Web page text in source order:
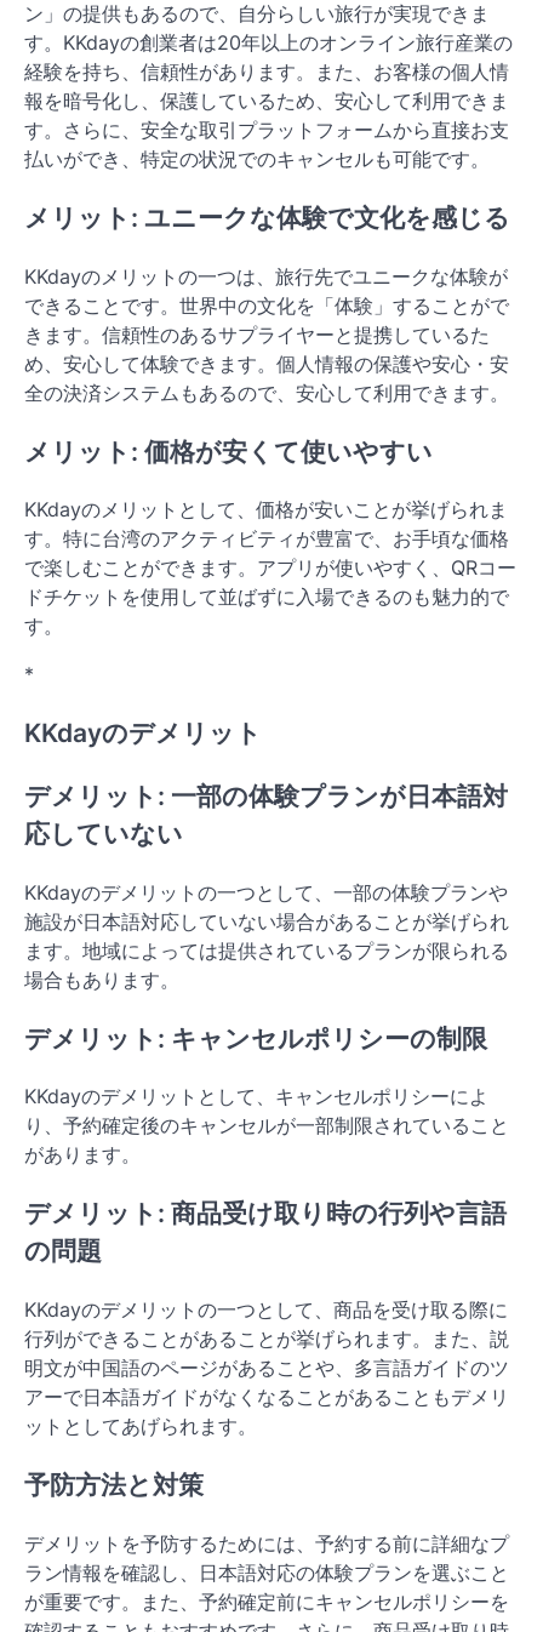
ン」の提供もあるので、自分らしい旅行が実現できま
す。KKdayの創業者は20年以上のオンライン旅行産業の
経験を持ち、信頼性があります。また、お客様の個人情
報を暗号化し、保護しているため、安心して利用できま
す。さらに、安全な取引プラットフォームから直接お支
払いができ、特定の状況でのキャンセルも可能です。
メリット: ユニークな体験で文化を感じる
KKdayのメリットの一つは、旅行先でユニークな体験が
できることです。世界中の文化を「体験」することがで
きます。信頼性のあるサプライヤーと提携しているた
め、安心して体験できます。個人情報の保護や安心・安
全の決済システムもあるので、安心して利用できます。
メリット: 価格が安くて使いやすい
KKdayのメリットとして、価格が安いことが挙げられま
す。特に台湾のアクティビティが豊富で、お手頃な価格
で楽しむことができます。アプリが使いやすく、QRコー
ドチケットを使用して並ばずに入場できるのも魅力的で
す。
*
KKdayのデメリット
デメリット: 一部の体験プランが日本語対
応していない
KKdayのデメリットの一つとして、一部の体験プランや
施設が日本語対応していない場合があることが挙げられ
ます。地域によっては提供されているプランが限られる
場合もあります。
デメリット: キャンセルポリシーの制限
KKdayのデメリットとして、キャンセルポリシーによ
り、予約確定後のキャンセルが一部制限されていること
があります。
デメリット: 商品受け取り時の行列や言語
の問題
KKdayのデメリットの一つとして、商品を受け取る際に
行列ができることがあることが挙げられます。また、説
明文が中国語のページがあることや、多言語ガイドのツ
アーで日本語ガイドがなくなることがあることもデメリ
ットとしてあげられます。
予防方法と対策
デメリットを予防するためには、予約する前に詳細なプ
ラン情報を確認し、日本語対応の体験プランを選ぶこと
が重要です。また、予約確定前にキャンセルポリシーを